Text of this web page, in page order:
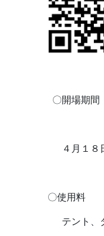
〇開場期間
４月１８日
〇使用料
テント、